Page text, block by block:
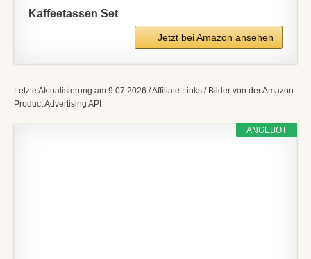
Kaffeetassen Set
Jetzt bei Amazon ansehen
Letzte Aktualisierung am 9.07.2026 / Affiliate Links / Bilder von der Amazon
Product Advertising API
ANGEBOT